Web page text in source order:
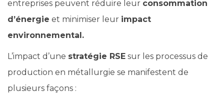
entreprises peuvent réduire leur consommation
d’énergie et minimiser leur impact
environnemental.
L’impact d’une stratégie RSE sur les processus de
production en métallurgie se manifestent de
plusieurs façons :